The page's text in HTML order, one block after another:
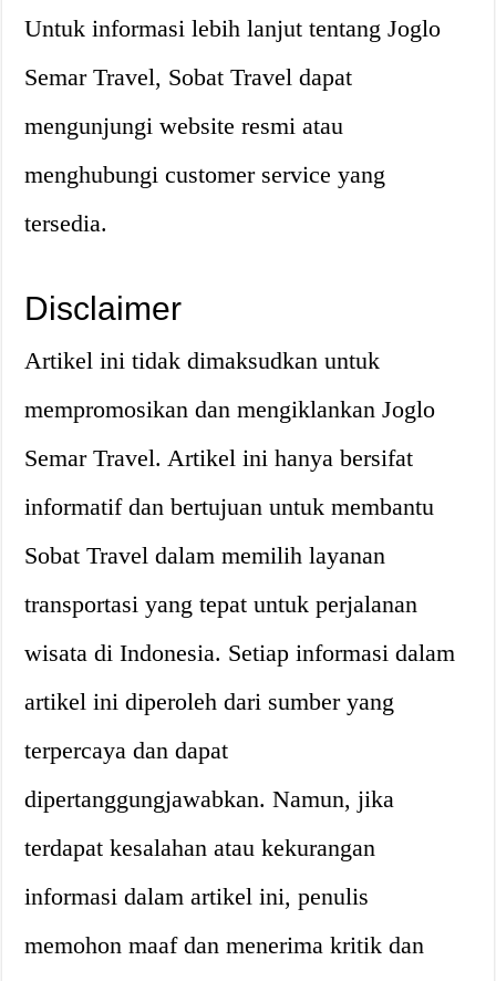
Untuk informasi lebih lanjut tentang Joglo
Semar Travel, Sobat Travel dapat
mengunjungi website resmi atau
menghubungi customer service yang
tersedia.
Disclaimer
Artikel ini tidak dimaksudkan untuk
mempromosikan dan mengiklankan Joglo
Semar Travel. Artikel ini hanya bersifat
informatif dan bertujuan untuk membantu
Sobat Travel dalam memilih layanan
transportasi yang tepat untuk perjalanan
wisata di Indonesia. Setiap informasi dalam
artikel ini diperoleh dari sumber yang
terpercaya dan dapat
dipertanggungjawabkan. Namun, jika
terdapat kesalahan atau kekurangan
informasi dalam artikel ini, penulis
memohon maaf dan menerima kritik dan